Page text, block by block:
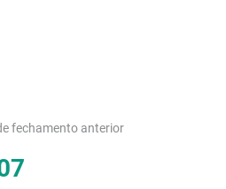
fechamento anterior